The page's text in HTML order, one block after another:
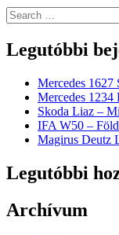
Legutóbbi
Mercedes
Mercedes 1234
Skoda Liaz –
IFA W50 –
Magirus Deutz
Legutóbbi
Archívum